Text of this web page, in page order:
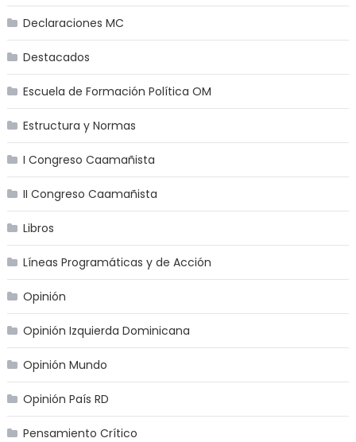
Declaraciones MC
Destacados
Escuela de Formación Política OM
Estructura y Normas
I Congreso Caamañista
II Congreso Caamañista
Libros
Líneas Programáticas y de Acción
Opinión
Opinión Izquierda Dominicana
Opinión Mundo
Opinión País RD
Pensamiento Crítico